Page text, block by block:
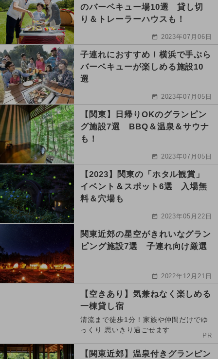
のバーベキュー場10選 貸し切
り＆トレーラーハウスも！
2023年07月06日
子連れにおすすめ！横浜で手ぶら
バーベキューが楽しめる施設10
選
2023年07月05日
【関東】日帰りOKのグランピン
グ施設7選 BBQ＆温泉＆サウナ
も！
2023年07月05日
【2023】関東の「ホタル観賞」
イベント＆スポット6選 入場無
料＆穴場も
2023年05月22日
関東近郊の星空がきれいなグラン
ピング施設7選 子連れ向け厳選
2022年12月21日
【空きあり】気兼ねなく楽しめる
一棟貸し宿
清流まで徒歩1分！家族や仲間だけでゆ
っくり 思いきり過ごせます
PR
【関東近郊】温泉付きグランピン